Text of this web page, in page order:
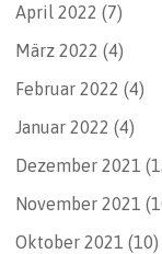
April 2022 (7)
März 2022 (4)
Februar 2022 (4)
Januar 2022 (4)
Dezember 2021
November 2021
Oktober 2021 (10)